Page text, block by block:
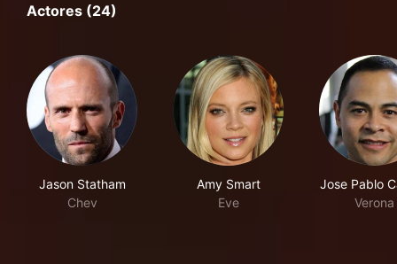
Actores (24)
Jason Statham
Chev
Amy Smart
Eve
Jose Pablo
Verona